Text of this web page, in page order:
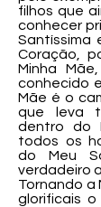
filhos que
conhecer
Santíssima
Coração,
Minha
conhecido
Mãe é o
que leva
dentro do
todos os
do Meu
verdadeiro
Tornando a
glorificais o